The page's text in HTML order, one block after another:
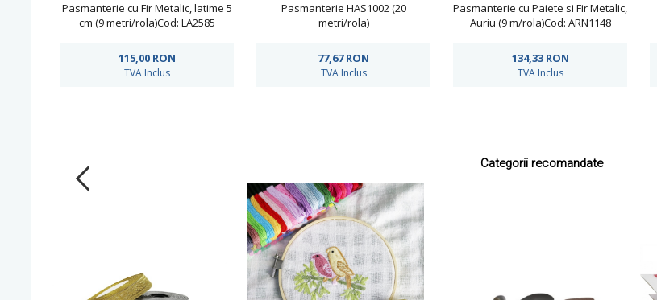
Pasmanterie cu Fir Metalic, latime 5
cm (9 metri/rola)Cod: LA2585
115,00 RON
TVA Inclus
Pasmanterie HAS1002 (20
metri/rola)
77,67RON
TVA Inclus
Pasmanterie cu Paiete si Fir Metalic,
Auriu (9 m/rola)Cod: ARN1148
134,33 RON
TVA Inclus
Categorii recomandate